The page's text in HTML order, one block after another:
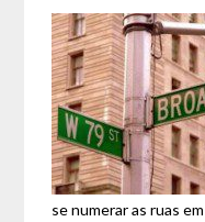
se numerar as ruas